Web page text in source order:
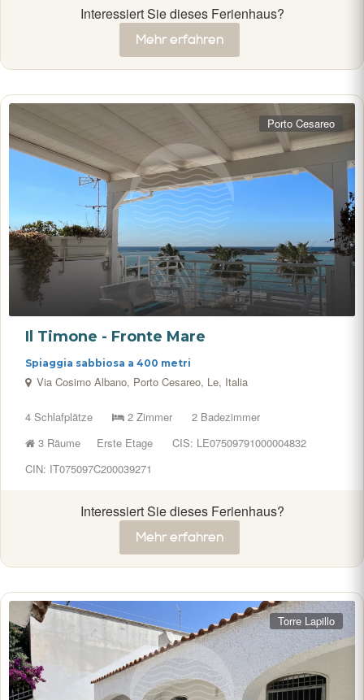
Interessiert Sie dieses Ferienhaus?
Mehr erfahren
Porto Cesareo
Il Timone - Fronte Mare
Spiaggia sabbiosa a 400 metri
Via Cosimo Albano, Porto Cesareo, Le, Italia
4 Schlafplätze 2 Zimmer
2 Badezimmer
3 Räume
Erste Etage
CIS: LE07509791000004832
CIN: IT075097C200039271
Interessiert Sie dieses Ferienhaus?
Mehr erfahren
Torre Lapillo